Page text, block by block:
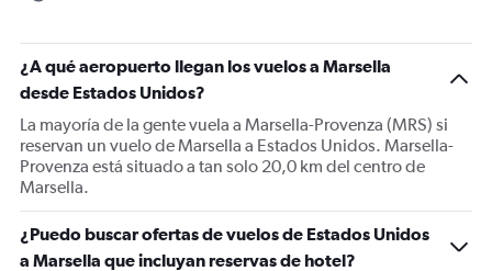
Y
axis
displaying
values.
Range:
0
to
¿A qué aeropuerto llegan los vuelos a Marsella
desde Estados Unidos?
La mayoría de la gente vuela a Marsella-Provenza (MRS) si
reservan un vuelo de Marsella a Estados Unidos. Marsella-
Provenza está situado a tan solo 20,0 km del centro de
Marsella.
¿Puedo buscar ofertas de vuelos de Estados Unidos
a Marsella que incluyan reservas de hotel?